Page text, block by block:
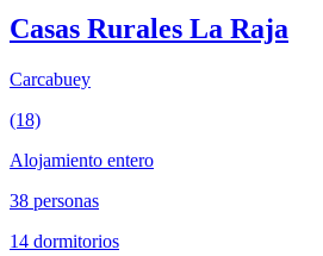
Casas Rurales La Raja
Carcabuey
(18)
Alojamiento entero
38 personas
14 dormitorios